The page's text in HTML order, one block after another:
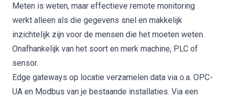
Meten is weten, maar effectieve remote monitoring
werkt alleen als die gegevens snel en makkelijk
inzichtelijk zijn voor de mensen die het moeten weten.
Onafhankelijk van het soort en merk machine, PLC of
sensor.
Edge gateways op locatie verzamelen data via o.a. OPC-
UA en Modbus van je bestaande installaties. Via een